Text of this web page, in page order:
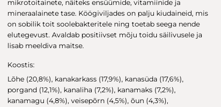
mikrotoitainete, näiteks ensüümide, vitamiinide ja
mineraalainete tase. Köögiviljades on palju kiudaineid, mis
on sobilik toit soolebakteritele ning toetab seega nende
elutegevust. Avaldab positiivset mõju toidu säilivusele ja
lisab meeldiva maitse.
Koostis:
Lõhe (20,8%), kanakarkass (17,9%), kanasüda (17,6%),
porgand (12,1%), kanaliha (7,2%), kanamaks (7,2%),
kanamagu (4,8%), veisepõrn (4,5%), õun (4,3%),